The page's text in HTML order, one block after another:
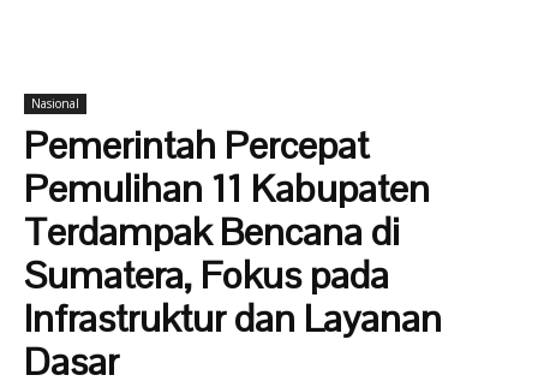
Nasional
Pemerintah Percepat
Pemulihan 11 Kabupaten
Terdampak Bencana di
Sumatera, Fokus pada
Infrastruktur dan Layanan
Dasar